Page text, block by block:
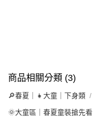
商品相關分類 (3)
🔎春夏｜👧大童｜下身類
🌞大童區｜春夏童裝搶先看